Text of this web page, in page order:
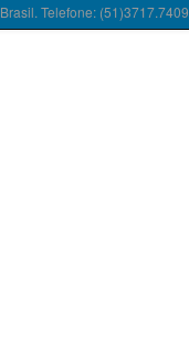
Telefone: (51)3717.7409